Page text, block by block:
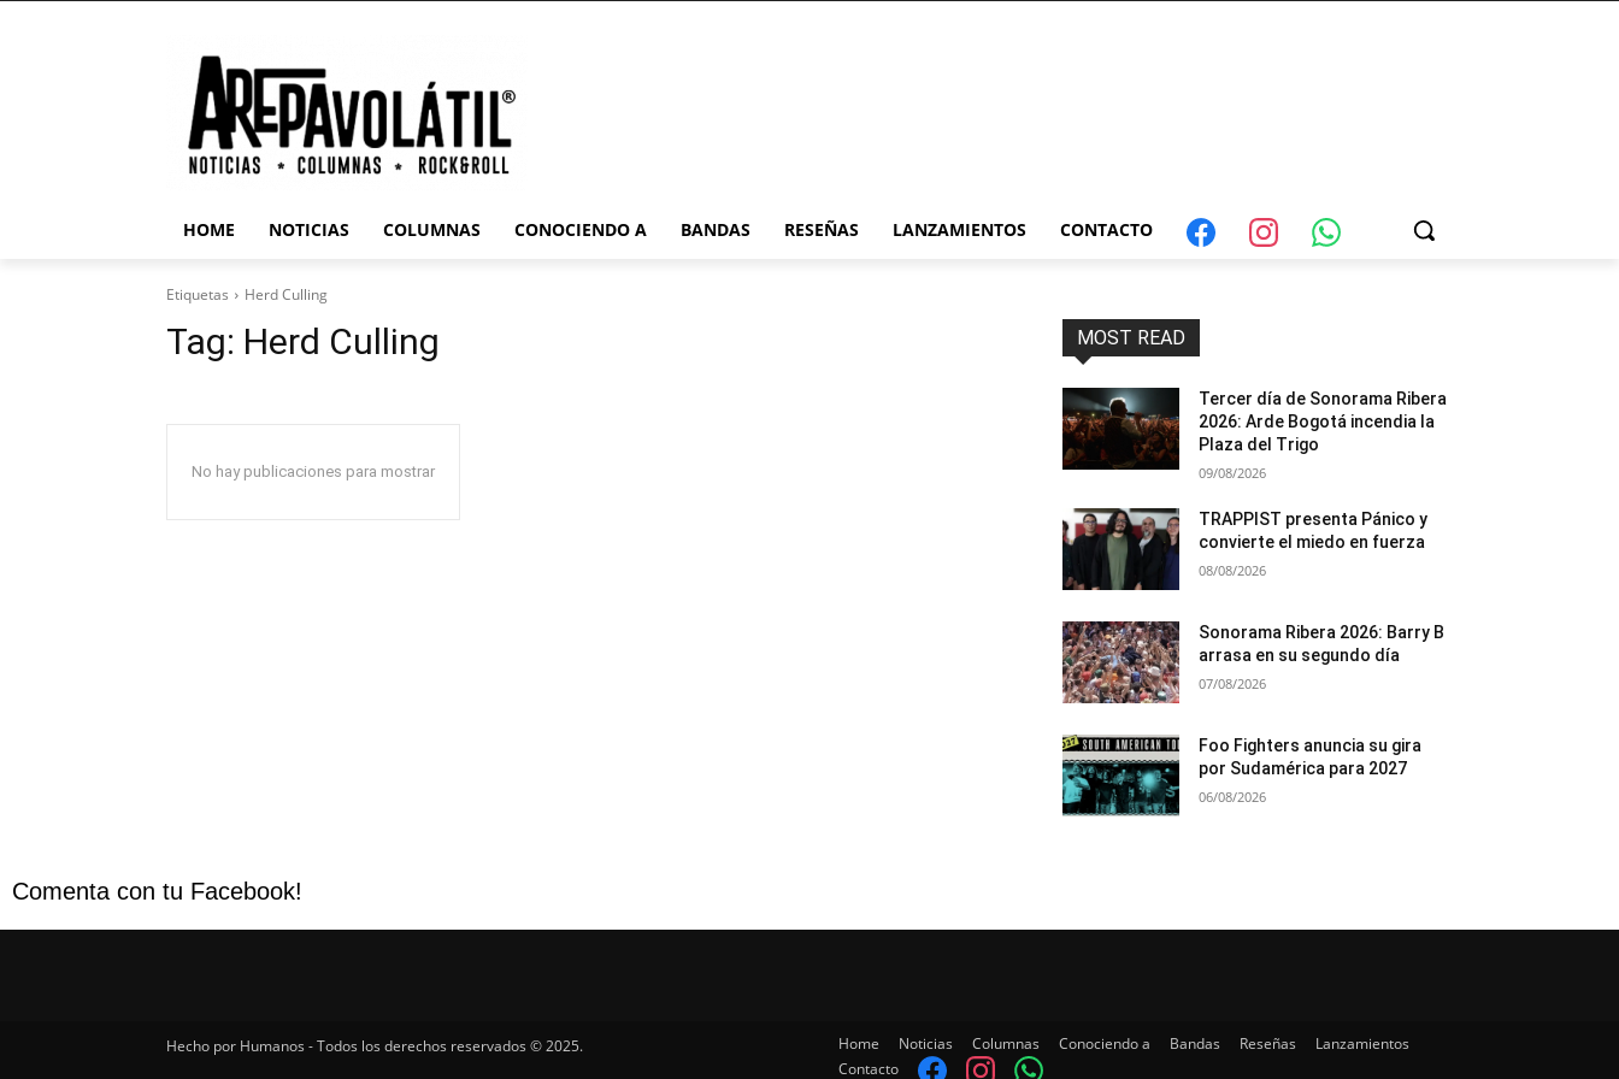
HOME NOTICIAS COLUMNAS CONOCIENDO A BANDAS RESEÑAS LANZAMIENTOS CONTACTO
Etiquetas Herd Culling
Tag: Herd Culling
No hay publicaciones para mostrar
MOST READ
Tercer día de Sonorama Ribera
2026: Arde Bogotá incendia la
Plaza del Trigo
09/08/2026
TRAPPIST presenta Pánico y
convierte el miedo en fuerza
08/08/2026
Sonorama Ribera 2026: Barry B
arrasa en su segundo día
07/08/2026
Foo Fighters anuncia su gira
por Sudamérica para 2027
06/08/2026
Comenta con tu Facebook!
Hecho por Humanos - Todos los derechos reservados © 2025. Home Noticias Columnas Conociendo a Bandas Reseñas
Lanzamientos
Contacto